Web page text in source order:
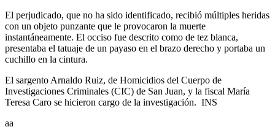
El perjudicado, que no ha sido identificado, recibió múltiples heridas
con un objeto punzante que le provocaron la muerte
instantáneamente. El occiso fue descrito como de tez blanca,
presentaba el tatuaje de un payaso en el brazo derecho y portaba un
cuchillo en la cintura.
El sargento Arnaldo Ruiz, de Homicidios del Cuerpo de
Investigaciones Criminales (CIC) de San Juan, y la fiscal María
Teresa Caro se hicieron cargo de la investigación. INS
aa